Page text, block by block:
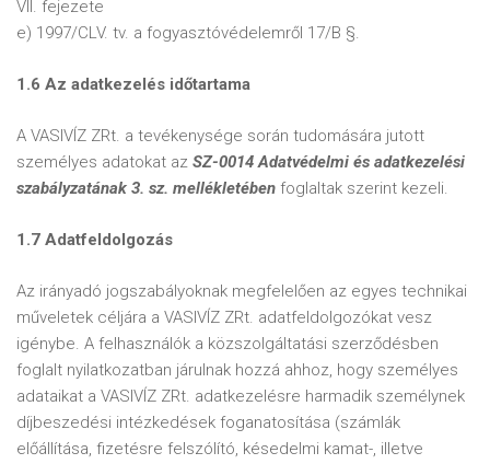
VII. fejezete
e) 1997/CLV. tv. a fogyasztóvédelemről 17/B §.
1.6 Az adatkezelés időtartama
A VASIVÍZ ZRt. a tevékenysége során tudomására jutott
személyes adatokat az SZ-0014 Adatvédelmi és adatkezelési
szabályzatának 3. sz. mellékletében foglaltak szerint kezeli.
1.7 Adatfeldolgozás
Az irányadó jogszabályoknak megfelelően az egyes technikai
műveletek céljára a VASIVÍZ ZRt. adatfeldolgozókat vesz
igénybe. A felhasználók a közszolgáltatási szerződésben
foglalt nyilatkozatban járulnak hozzá ahhoz, hogy személyes
adataikat a VASIVÍZ ZRt. adatkezelésre harmadik személynek
díjbeszedési intézkedések foganatosítása (számlák
előállítása, fizetésre felszólító, késedelmi kamat-, illetve